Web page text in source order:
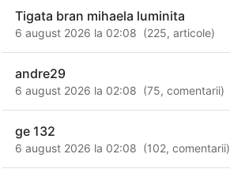
Tigata bran mihaela luminita
6 august 2026 la 02:08 (225,articole)
andre29
6 august 2026 la 02:08 (75,comentarii)
ge 132
6 august 2026 la 02:08 (102,comentarii)